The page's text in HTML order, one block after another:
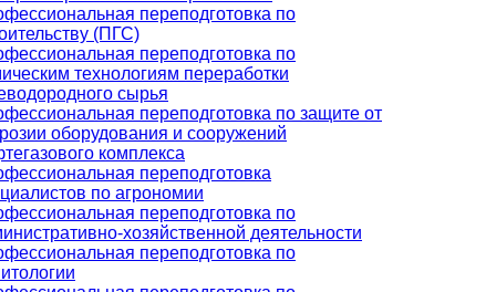
переподготовка по
(ПГС)
переподготовка по
технологиям переработки
сырья
переподготовка по защите от
оборудования и сооружений
комплекса
переподготовка
по агрономии
переподготовка по
хозяйственной деятельности
переподготовка по